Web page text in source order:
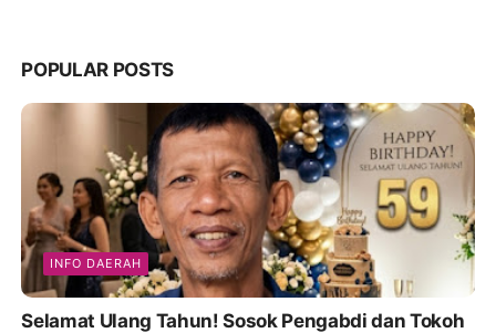
POPULAR POSTS
INFO DAERAH
Selamat Ulang Tahun! Sosok Pengabdi dan Tokoh